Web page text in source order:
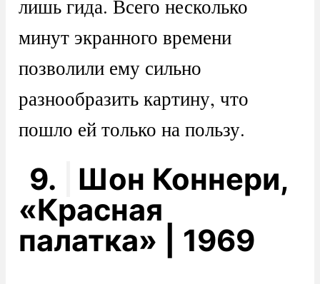
лишь гида. Всего несколько
минут экранного времени
позволили ему сильно
разнообразить картину, что
пошло ей только на пользу.
9.
Шон Коннери,
«Красная
палатка» | 1969